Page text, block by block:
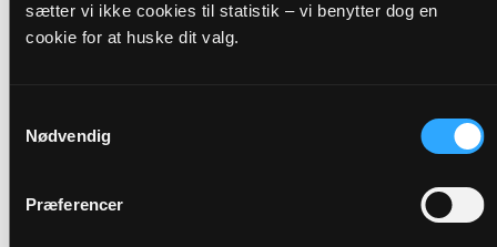
sætter vi ikke cookies til statistik – vi benytter dog en
cookie for at huske dit valg.
Nødvendig
Præferencer
Præst
Damsholte Kirke,
4780 Stege
Link